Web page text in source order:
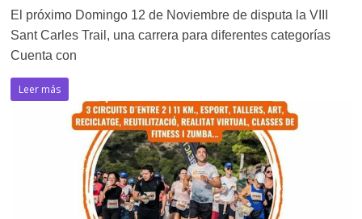
El próximo Domingo 12 de Noviembre de disputa la VIII
Sant Carles Trail, una carrera para diferentes categorías
Cuenta con
Leer más